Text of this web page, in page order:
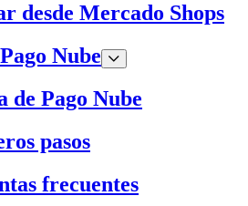
desde Mercado Shops
Nube
de Pago Nube
pasos
frecuentes